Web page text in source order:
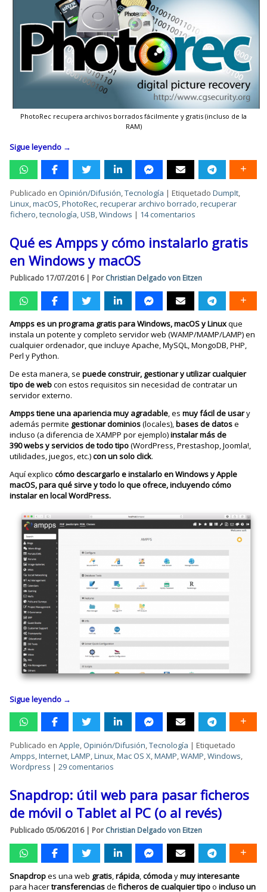
PhotoRec recupera archivos borrados fácilmente y gratis (incluso de la
RAM)
Sigue leyendo →
Publicado en Opinión/Difusión,Tecnología |Etiquetado DumpIt,
Linux,macOS,PhotoRec,recuperar archivo borrado,recuperar
fichero,tecnología,USB,Windows | 14 comentarios
Qué es Ampps y cómo instalarlo gratis
en Windows y macOS
Publicado 17/07/2016| Por Christian Delgado von Eitzen
Ampps es un programa gratis para Windows, macOS y Linuxque
instala un potente y completo servidor web (WAMP/MAMP/LAMP) en
cualquier ordenador, que incluye Apache, MySQL, MongoDB, PHP,
Perl y Python.
De esta manera, sepuede construir, gestionar y utilizar cualquier
tipo de webcon estos requisitos sin necesidad de contratar un
servidor externo.
Ampps tiene una apariencia muy agradable, esmuy fácil de usary
además permite gestionar dominios(locales),bases de datose
incluso (a diferencia de XAMPP por ejemplo)instalar más de
390 webs y servicios de todo tipo(WordPress, Prestashop, Joomla!,
utilidades, juegos, etc.)con un solo click.
Aquí explicocómo descargarlo e instalarlo en Windows y Apple
macOS, para qué sirve y todo lo que ofrece, incluyendo cómo
instalar en local WordPress.
Sigue leyendo →
Publicado en Apple Opinión/Difusión ,Tecnología |Etiquetado
Ampps ,Internet ,LAMP ,Linux ,Mac OS X ,MAMP ,WAMP ,Windows
Wordpress |29 comentarios
Snapdrop: útil web para pasar ficheros
de móvil o Tablet al PC (o al revés)
Publicado 05/06/2016| Por Christian Delgado von Eitzen
Snapdropes una web gratis ,rápida ,cómodaymuyinteresante
para hacertransferenciasdeficherosde cualquier tipooincluso un